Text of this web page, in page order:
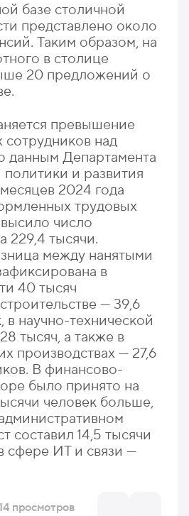
базе столичной
представлено около
Таким образом, на
в столице
20 предложений о
превышение
сотрудников над
данным Департамента
и развития
2024 года
трудовых
число
229,4 тысячи.
между нанятыми
в
40 тысяч
— 39,6
в научно-технической
тысяч, а также в
производствах — 27,6
В финансово-
было принято на
человек больше,
составил 14,5 тысячи
сфере ИТ и связи —
просмотров